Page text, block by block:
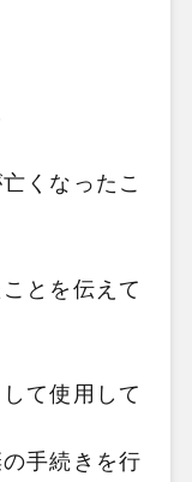
くなったこ
とを伝えて
て使用して
手続きを行